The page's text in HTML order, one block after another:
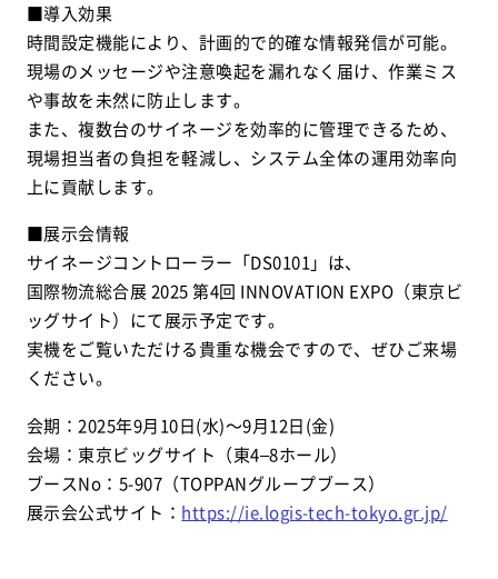
■導入効果
時間設定機能により、計画的で的確な情報発信が可能。
現場のメッセージや注意喚起を漏れなく届け、作業ミス
や事故を未然に防止します。
また、複数台のサイネージを効率的に管理できるため、
現場担当者の負担を軽減し、システム全体の運用効率向
上に貢献します。
■展示会情報
サイネージコントローラー「DS0101」は、
国際物流総合展 2025 第4回 INNOVATION EXPO（東京ビ
ッグサイト）にて展示予定です。
実機をご覧いただける貴重な機会ですので、ぜひご来場
ください。
会期：2025年9月10日(水)～9月12日(金)
会場：東京ビッグサイト（東4–8ホール）
ブースNo：5-907（TOPPANグループブース）
展示会公式サイト： https://ie.logis-tech-tokyo.gr.jp/